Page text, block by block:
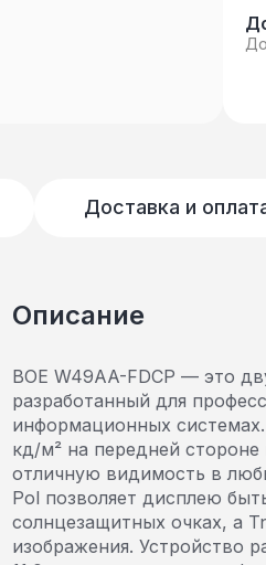
Доставка и
Описание
BOE W49AA-FDCP — это
разработанный для
информационных
кд/м² на передней
отличную видимость в
Pol позволяет дисплею
солнцезащитных очках, а
изображения. Устройство